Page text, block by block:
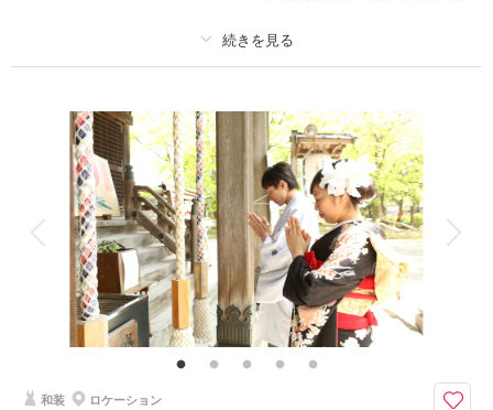
撮影料 新婦衣装3着 新郎衣装3着
着付け ヘアメイク 小物一式
アルバム 6 P データ 100 カット 台紙付写真
衣装追加 会食 挙式
家族と撮影 家族用衣装レンタル ペットと撮影
《撮影100カット全データ》+和洋装3着＋ヘアメイク+スタジオ・ガーデン
撮影代＋アルバム1冊
新郎新婦様の衣装各3着、スタジオ&ガーデン撮影込
さらに！撮影した全てのデータがついてくる贅沢プラン！
和装 ロケーション